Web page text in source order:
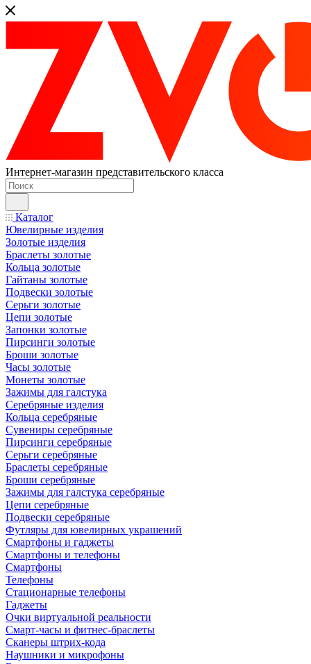
Интернет-магазин представительского класса
Каталог
Ювелирные изделия
Золотые изделия
Браслеты золотые
Кольца золотые
Гайтаны золотые
Подвески золотые
Серьги золотые
Цепи золотые
Запонки золотые
Пирсинги золотые
Броши золотые
Часы золотые
Монеты золотые
Зажимы для галстука
Серебряные изделия
Кольца серебряные
Сувениры серебряные
Пирсинги серебряные
Серьги серебряные
Браслеты серебряные
Броши серебряные
Зажимы для галстука серебряные
Цепи серебряные
Подвески серебряные
Футляры для ювелирных украшений
Смартфоны и гаджеты
Смартфоны и телефоны
Смартфоны
Телефоны
Стационарные телефоны
Гаджеты
Очки виртуальной реальности
Смарт-часы и фитнес-браслеты
Сканеры штрих-кода
Наушники и микрофоны